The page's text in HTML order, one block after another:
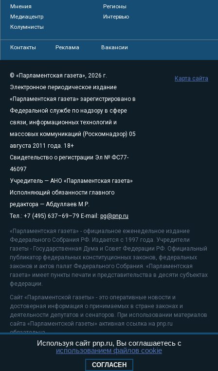
Мнения
Регионы
Медиацентр
Интервью
Колумнисты
Контакты Реклама Вакансии
© «Парламентская газета», 2026 г.
Электронное периодическое издание
«Парламентская газета» зарегистрировано в
Федеральной службе по надзору в сфере
связи, информационных технологий и
массовых коммуникаций (Роскомнадзор) 05
августа 2011 года. 18+
Свидетельство о регистрации Эл № ФС77-
46097
Учредитель — АНО «Парламентская газета»
Исполняющий обязанности главного
редактора — Абдуллаев М.Р.
Тел.: +7 (495) 637–69–79 E-mail: pg@pnp.ru
«Парламентская газета» - официальное еженедельное издание
Федерального Собрания РФ. Издается с 1997 года. Учредители
газеты - Государственная Дума и Совет Федерации РФ. Официальный
публикатор федеральных конституционных законов, федеральных
законов и актов палат Федерального Собрания. «Парламентская
газета» имеет пункты печати и представительства в десяти субъектах
федерации.
Сайт «Парламентской газеты» - это оперативные новости и
достоверная информация о принимаемых в стране законах и
деятельности депутатов и сенаторов. При использовании материалов
сайта «Парламентской газеты» активная ссылка на pnp.ru
обязательна.
На информационном ресурсе применяютсярекомендательные
Положение о защите персональных данных
Карта сайта
Используя сайт pnp.ru, Вы соглашаетесь с
использованием файлов cookie
СОГЛАСЕН